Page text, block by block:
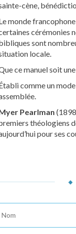
cène,
monde
cérémonies
sont
locale.
ce manuel soit
comme un
Pearlman
théologiens
pour ses